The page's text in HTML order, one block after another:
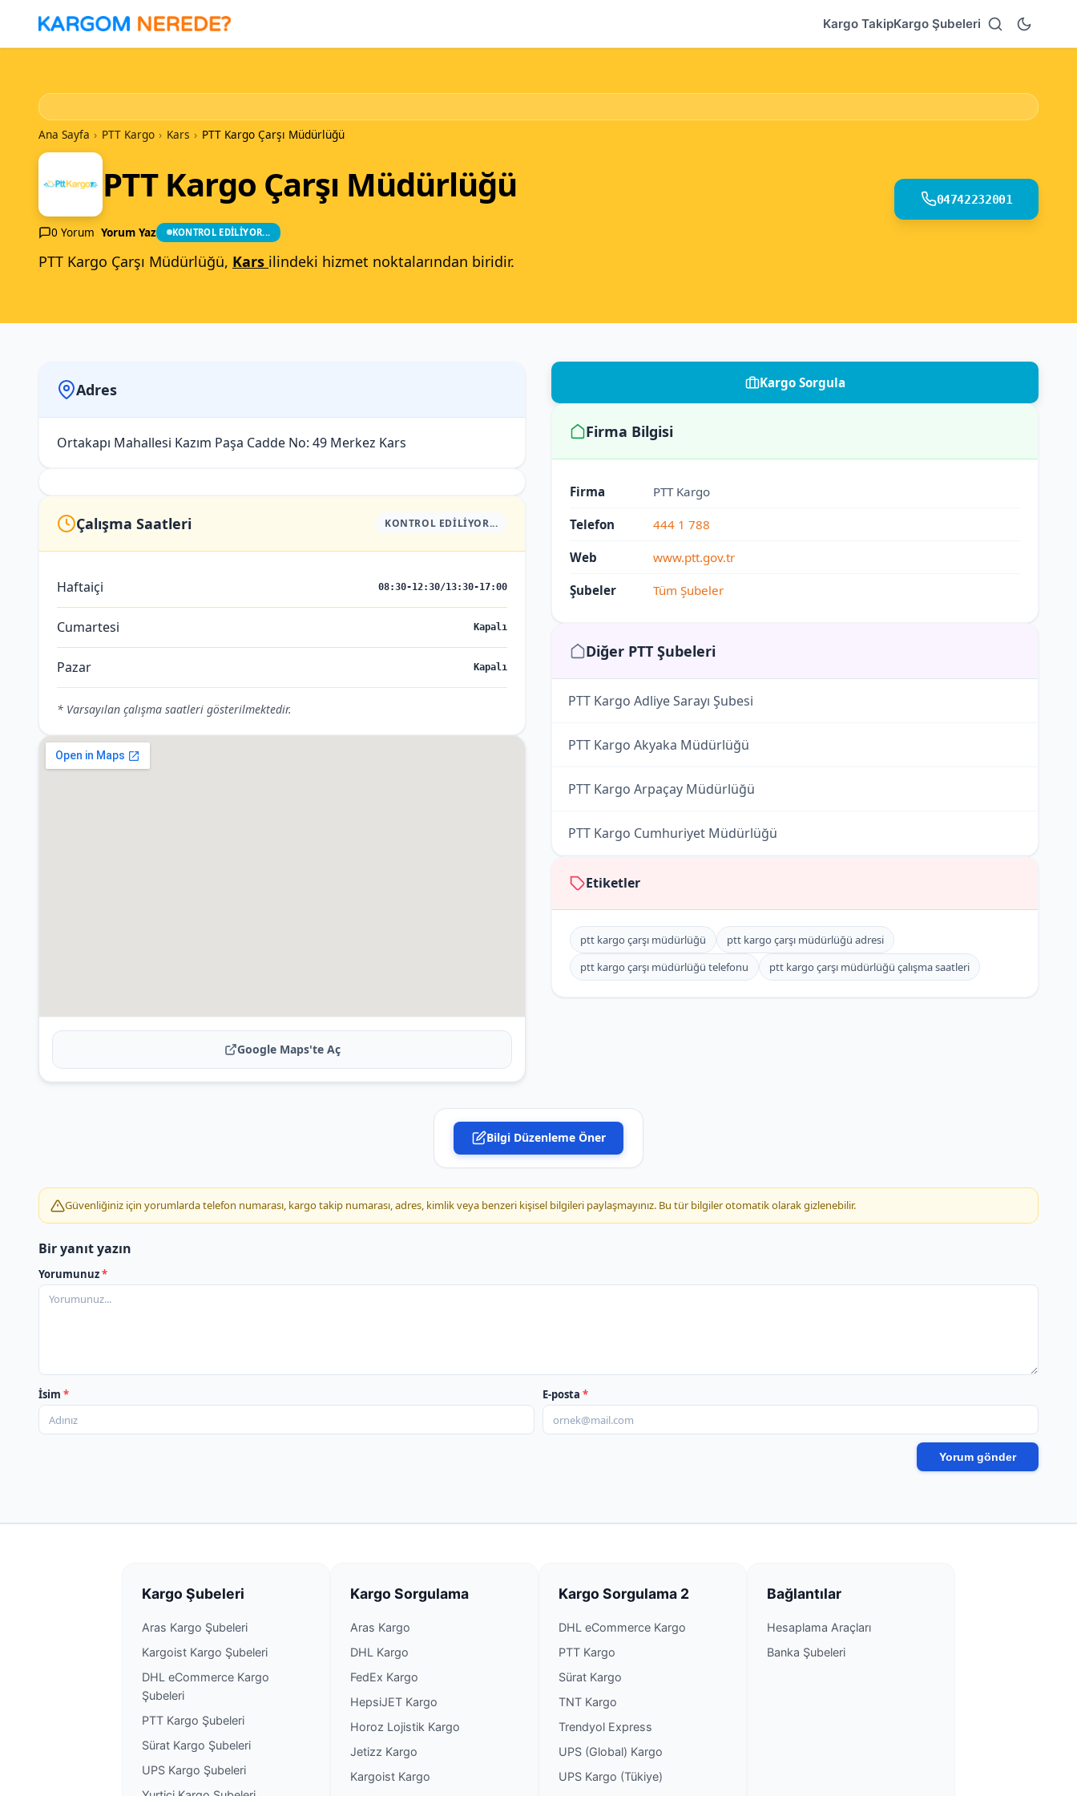
Kargo TakipKargo Şubeleri
Ana Sayfa › PTT Kargo › Kars › PTT Kargo Çarşı Müdürlüğü
PTT Kargo Çarşı Müdürlüğü
0 Yorum Yorum Yaz KONTROL EDILIYOR...
PTT Kargo Çarşı Müdürlüğü, Kars ilindeki hizmet noktalarından biridir.
04742232001
Adres
Ortakapı Mahallesi Kazım Paşa Cadde No: 49 Merkez Kars
Çalışma Saatleri KONTROL EDILIYOR...
Haftaiçi 08:30-12:30/13:30-17:00
Cumartesi Kapalı
Pazar Kapalı
* Varsayılan çalışma saatleri gösterilmektedir.
Google Maps'te Aç
Kargo Sorgula
Firma Bilgisi
Firma PTT Kargo
Telefon 444 1 788
Web www.ptt.gov.tr
Şubeler Tüm Şubeler
Diğer PTT Şubeleri
PTT Kargo Adliye Sarayı Şubesi
PTT Kargo Akyaka Müdürlüğü
PTT Kargo Arpaçay Müdürlüğü
PTT Kargo Cumhuriyet Müdürlüğü
PTT Kargo Digor Müdürlüğü
PTT Kargo Kars Müdürlüğü
Etiketler
ptt kargo çarşı müdürlüğü
ptt kargo çarşı müdürlüğü adresi
ptt kargo çarşı müdürlüğü telefonu
ptt kargo çarşı müdürlüğü çalışma saatleri
Bilgi Düzenleme Öner
Güvenliğiniz için yorumlarda telefon numarası, kargo takip numarası, adres, kimlik veya benzeri kişisel bilgileri paylaşmayınız. Bu tür bilgiler otomatik olarak gizlenebilir.
Bir yanıt yazın
Yorumunuz*
İsim * E-posta *
Kargo Şubeleri
Aras Kargo Şubeleri
Kargoist Kargo Şubeleri
DHL eCommerce Kargo
Şubeleri
PTT Kargo Şubeleri
Sürat Kargo Şubeleri
UPS Kargo Şubeleri
Kargo Sorgulama
Aras Kargo
DHL Kargo
FedEx Kargo
HepsiJET Kargo
Horoz Lojistik Kargo
Jetizz Kargo
Kargoist Kargo
Kargo Sorgulama 2
DHL eCommerce Kargo
PTT Kargo
Sürat Kargo
TNT Kargo
Trendyol Express
UPS (Global) Kargo
UPS Kargo (Tükiye)
Bağlantılar
Hesaplama Araçları
Banka Şubeleri